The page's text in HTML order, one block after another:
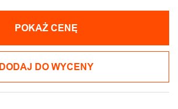
POKAŻ CENĘ
DODAJ DO WYCENY